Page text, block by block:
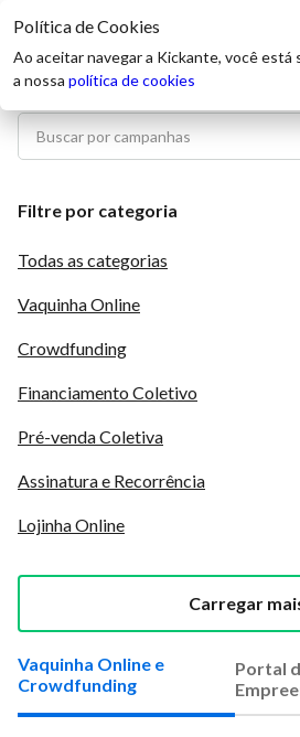
Vaquinha Online e
Crowdfunding
Portal
Filtre por categoria
Todas as categorias
Vaquinha Online
Crowdfunding
Financiamento Coletivo
Pré-venda Coletiva
Assinatura e Recorrência
Lojinha Online
Carregar
Política de Cookies
Ao aceitar navegar a Kickante, você está
a nossa política de cookies